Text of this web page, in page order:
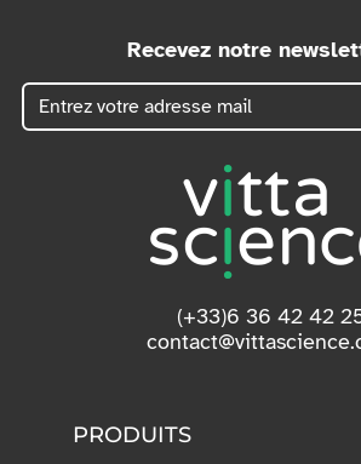
Recevez notre
(+33)6 36 42 42
PRODUITS